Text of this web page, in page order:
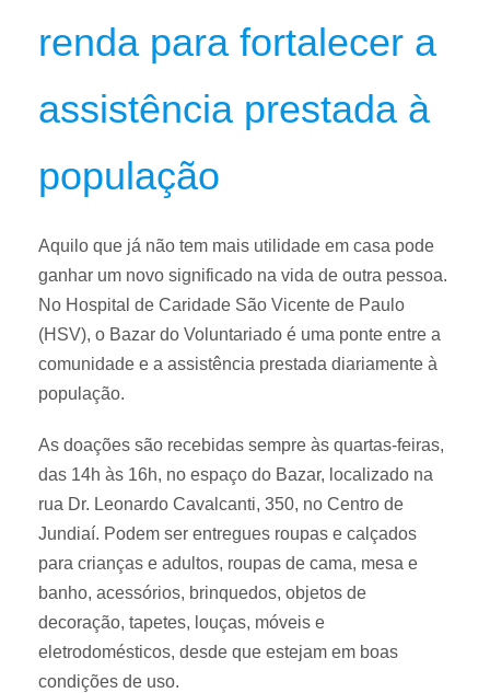
renda para fortalecer a
assistência prestada à
população
Aquilo que já não tem mais utilidade em casa pode
ganhar um novo significado na vida de outra pessoa.
No Hospital de Caridade São Vicente de Paulo
(HSV), o Bazar do Voluntariado é uma ponte entre a
comunidade e a assistência prestada diariamente à
população.
As doações são recebidas sempre às quartas-feiras,
das 14h às 16h, no espaço do Bazar, localizado na
rua Dr. Leonardo Cavalcanti, 350, no Centro de
Jundiaí. Podem ser entregues roupas e calçados
para crianças e adultos, roupas de cama, mesa e
banho, acessórios, brinquedos, objetos de
decoração, tapetes, louças, móveis e
eletrodomésticos, desde que estejam em boas
condições de uso.